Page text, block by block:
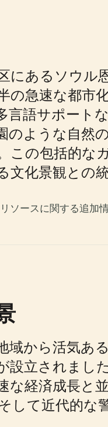
にあるソウル
の急速な都市
言語サポート
のような自然
この包括的な
文化景観との
ソースに関する追加
域から活気あ
設立されまし
な経済成長と
して近代的な